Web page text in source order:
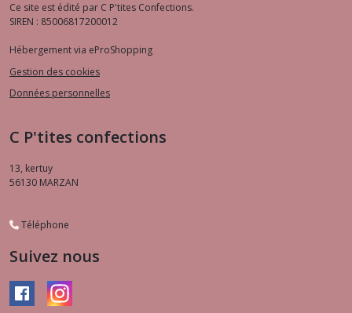
Ce site est édité par C P'tites Confections.
SIREN : 85006817200012
Hébergement via eProShopping
Gestion des cookies
Données personnelles
C P'tites confections
13, kertuy
56130 MARZAN
Téléphone
Suivez nous